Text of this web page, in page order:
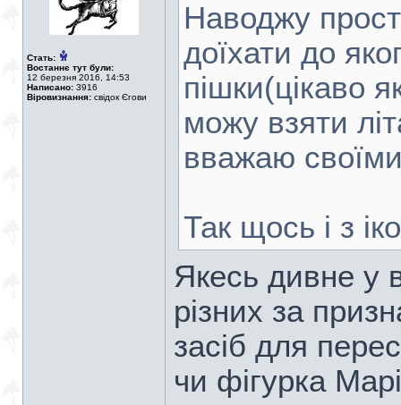
Стать:
Востаннє тут були:
12 березня 2016, 14:53
Написано: 3916
Віровизнання: свідок Єгови
Наводжу
доїхати до
пішки(цікаво
можу взяти
вважаю
Так щось і з
Якесь дивне у
різних за
засіб для
чи фігурка